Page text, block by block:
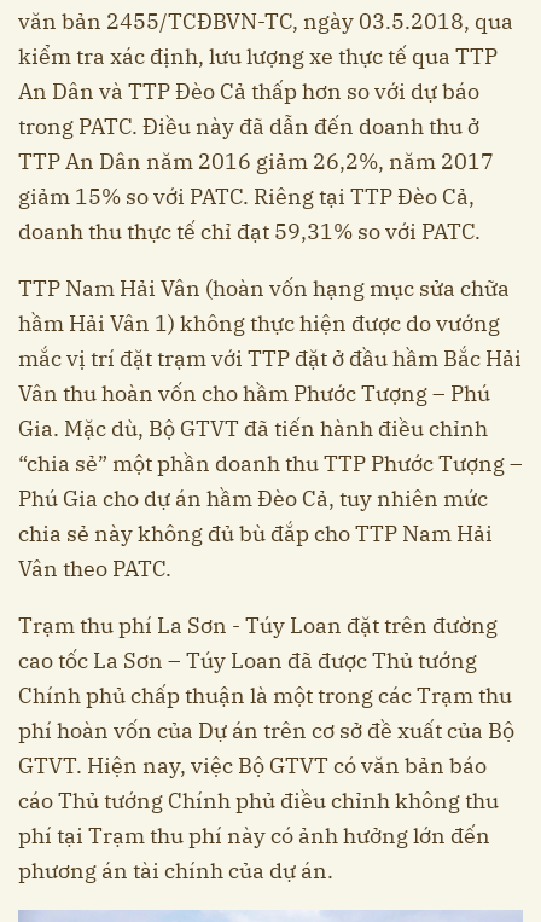
văn bản 2455/TCĐBVN-TC, ngày 03.5.2018, qua
kiểm tra xác định, lưu lượng xe thực tế qua TTP
An Dân và TTP Đèo Cả thấp hơn so với dự báo
trong PATC. Điều này đã dẫn đến doanh thu ở
TTP An Dân năm 2016 giảm 26,2%, năm 2017
giảm 15% so với PATC. Riêng tại TTP Đèo Cả,
doanh thu thực tế chỉ đạt 59,31% so với PATC.
TTP Nam Hải Vân (hoàn vốn hạng mục sửa chữa
hầm Hải Vân 1) không thực hiện được do vướng
mắc vị trí đặt trạm với TTP đặt ở đầu hầm Bắc Hải
Vân thu hoàn vốn cho hầm Phước Tượng – Phú
Gia. Mặc dù, Bộ GTVT đã tiến hành điều chỉnh
“chia sẻ” một phần doanh thu TTP Phước Tượng –
Phú Gia cho dự án hầm Đèo Cả, tuy nhiên mức
chia sẻ này không đủ bù đắp cho TTP Nam Hải
Vân theo PATC.
Trạm thu phí La Sơn - Túy Loan đặt trên đường
cao tốc La Sơn – Túy Loan đã được Thủ tướng
Chính phủ chấp thuận là một trong các Trạm thu
phí hoàn vốn của Dự án trên cơ sở đề xuất của Bộ
GTVT. Hiện nay, việc Bộ GTVT có văn bản báo
cáo Thủ tướng Chính phủ điều chỉnh không thu
phí tại Trạm thu phí này có ảnh hưởng lớn đến
phương án tài chính của dự án.